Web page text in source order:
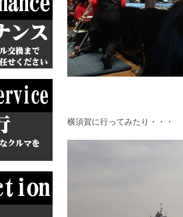
横須賀に行ってみたり・・・